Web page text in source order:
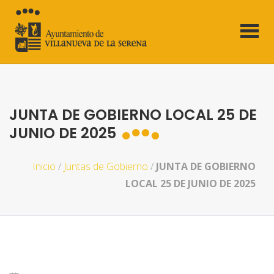
JUNTA DE GOBIERNO LOCAL 25 DE
JUNIO DE 2025
Inicio / Juntas de Gobierno / JUNTA DE GOBIERNO
LOCAL 25 DE JUNIO DE 2025